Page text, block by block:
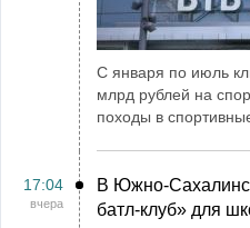
С января по июль
млрд рублей на
походы в
17:04
вчера
В Южно-
батл-клуб» для